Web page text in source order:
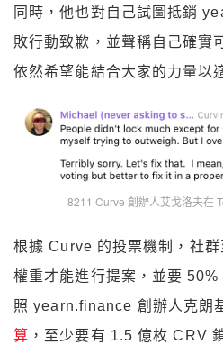
同時，他也對自己試圖抵銷
敗行動致歉，並聲稱自己確實
依然希望能結合大家的力量以
8211 Curve 創辦人艾戈洛夫在
根據 Curve 的投票機制，社
權重才能進行提案，並要
照 yearn.finance 創辦人克朗
算 ，至少要有 1.5 億枚 CRV